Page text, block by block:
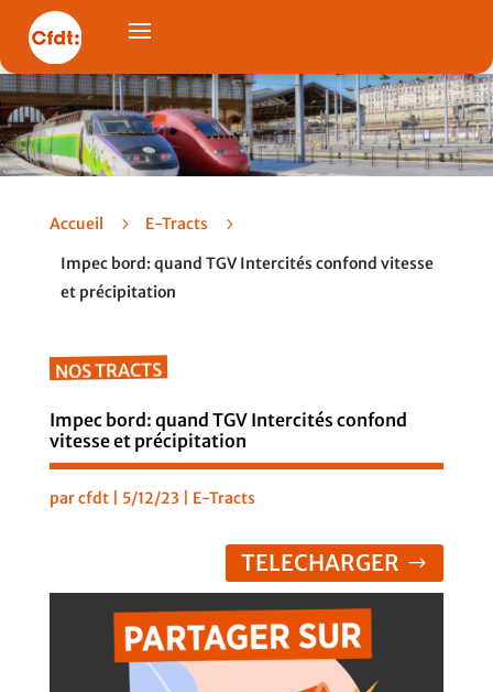
Accueil 5 E-Tracts
5
Impec bord: quand TGV Intercités confond vitesse
et précipitation
NOS TRACTS
Impec bord: quand TGV Intercités confond
vitesse et précipitation
parcfdt| 5/12/23| E-Tracts
TELECHARGER